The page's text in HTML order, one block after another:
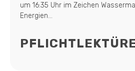
um 16:35 Uhr im Zeichen
Energien...